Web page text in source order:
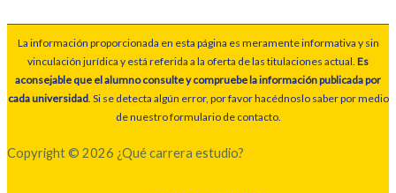
La información proporcionada en esta página es meramente informativa y sin
vinculación jurídica y está referida a la oferta de las titulaciones actual. Es
aconsejable que el alumno consulte y compruebe la información publicada por
cada universidad. Si se detecta algún error, por favor hacédnoslo saber por medio
de nuestro formulario de contacto.
Copyright © 2026 ¿Qué carrera estudio?